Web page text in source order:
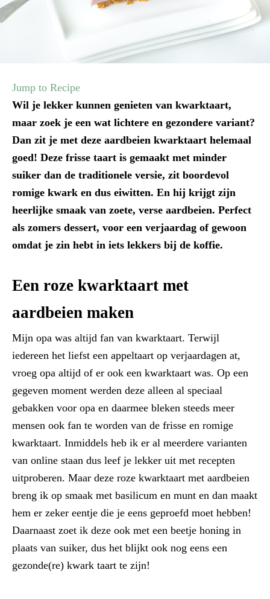
Jump to Recipe
Wil je lekker kunnen genieten van kwarktaart,
maar zoek je een wat lichtere en gezondere variant?
Dan zit je met deze aardbeien kwarktaart helemaal
goed! Deze frisse taart is gemaakt met minder
suiker dan de traditionele versie, zit boordevol
romige kwark en dus eiwitten. En hij krijgt zijn
heerlijke smaak van zoete, verse aardbeien. Perfect
als zomers dessert, voor een verjaardag of gewoon
omdat je zin hebt in iets lekkers bij de koffie.
Een roze kwarktaart met
aardbeien maken
Mijn opa was altijd fan van kwarktaart. Terwijl
iedereen het liefst een appeltaart op verjaardagen at,
vroeg opa altijd of er ook een kwarktaart was. Op een
gegeven moment werden deze alleen al speciaal
gebakken voor opa en daarmee bleken steeds meer
mensen ook fan te worden van de frisse en romige
kwarktaart. Inmiddels heb ik er al meerdere varianten
van online staan dus leef je lekker uit met recepten
uitproberen. Maar deze roze kwarktaart met aardbeien
breng ik op smaak met basilicum en munt en dan maakt
hem er zeker eentje die je eens geproefd moet hebben!
Daarnaast zoet ik deze ook met een beetje honing in
plaats van suiker, dus het blijkt ook nog eens een
gezonde(re) kwark taart te zijn!